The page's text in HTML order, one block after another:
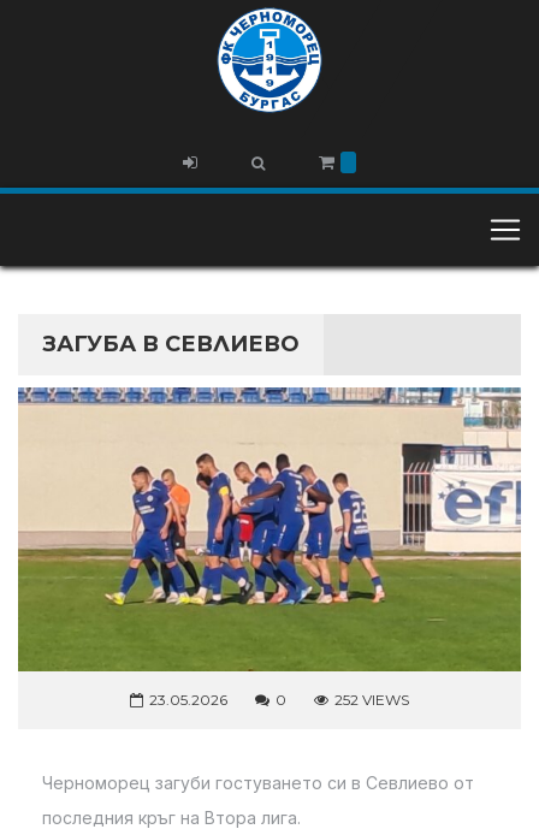
ЗАГУБА В СЕВЛИЕВО
23.05.2026 0 252 VIEWS
Черноморец загуби гостуването си в Севлиево от
последния кръг на Втора лига.